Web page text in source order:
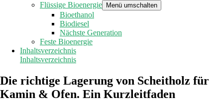
Flüssige Bioenergie
Menü umschalten
Bioethanol
Biodiesel
Nächste Generation
Feste Bioenergie
Inhaltsverzeichnis
Inhaltsverzeichnis
Die richtige Lagerung von Scheitholz für
Kamin & Ofen. Ein Kurzleitfaden